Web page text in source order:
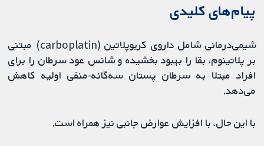
پیام‌های کلیدی
شیمی‌درمانی شامل داروی کربوپلاتین (carboplatin) مبتنی
بر پلاتینوم، بقا را بهبود بخشیده و شانس عود سرطان را برای
افراد مبتلا به سرطان پستان سه‌گانه-منفی اولیه کاهش
می‌دهد.
با این حال، با افزایش عوارض جانبی نیز همراه است.